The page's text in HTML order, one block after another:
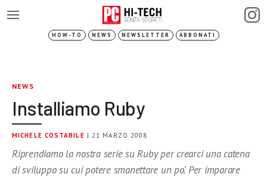
HOW-TO NEWS NEWSLETTER ABBONATI
NEWS
Installiamo Ruby
MICHELE COSTABILE | 21 MARZO 2008
Riprendiamo la nostra serie su Ruby per crearci una catena
di sviluppo su cui potere smanettare un po’. Per imparare